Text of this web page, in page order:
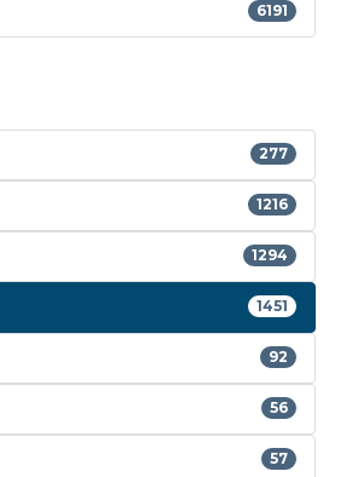
6191
277
1216
1294
1451
92
56
57